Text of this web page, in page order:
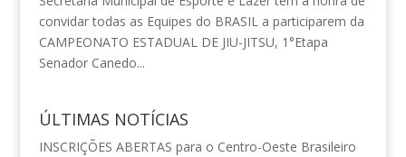
convidar todas as Equipes do BRASIL a participarem da
CAMPEONATO ESTADUAL DE JIU-JITSU, 1°Etapa
Senador Canedo...
ÚLTIMAS NOTÍCIAS
INSCRIÇÕES ABERTAS para o Centro-Oeste Brasileiro